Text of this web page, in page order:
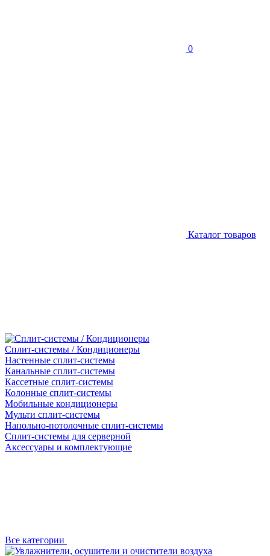
0
Каталог товаров
Сплит-системы / Кондиционеры
Настенные сплит-системы
Канальные сплит-системы
Кассетные сплит-системы
Колонные сплит-системы
Мобильные кондиционеры
Мульти сплит-системы
Напольно-потолочные сплит-системы
Сплит-системы для серверной
Аксессуары и комплектующие
Все категории